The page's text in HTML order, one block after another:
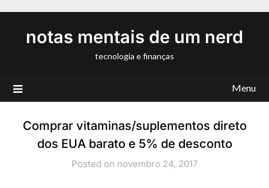
contentnotas mentais de um nerd
tecnologia e finanças
Menu
Comprar vitaminas/suplementos direto
dos EUA barato e 5% de desconto
Posted on novembro 24, 2017